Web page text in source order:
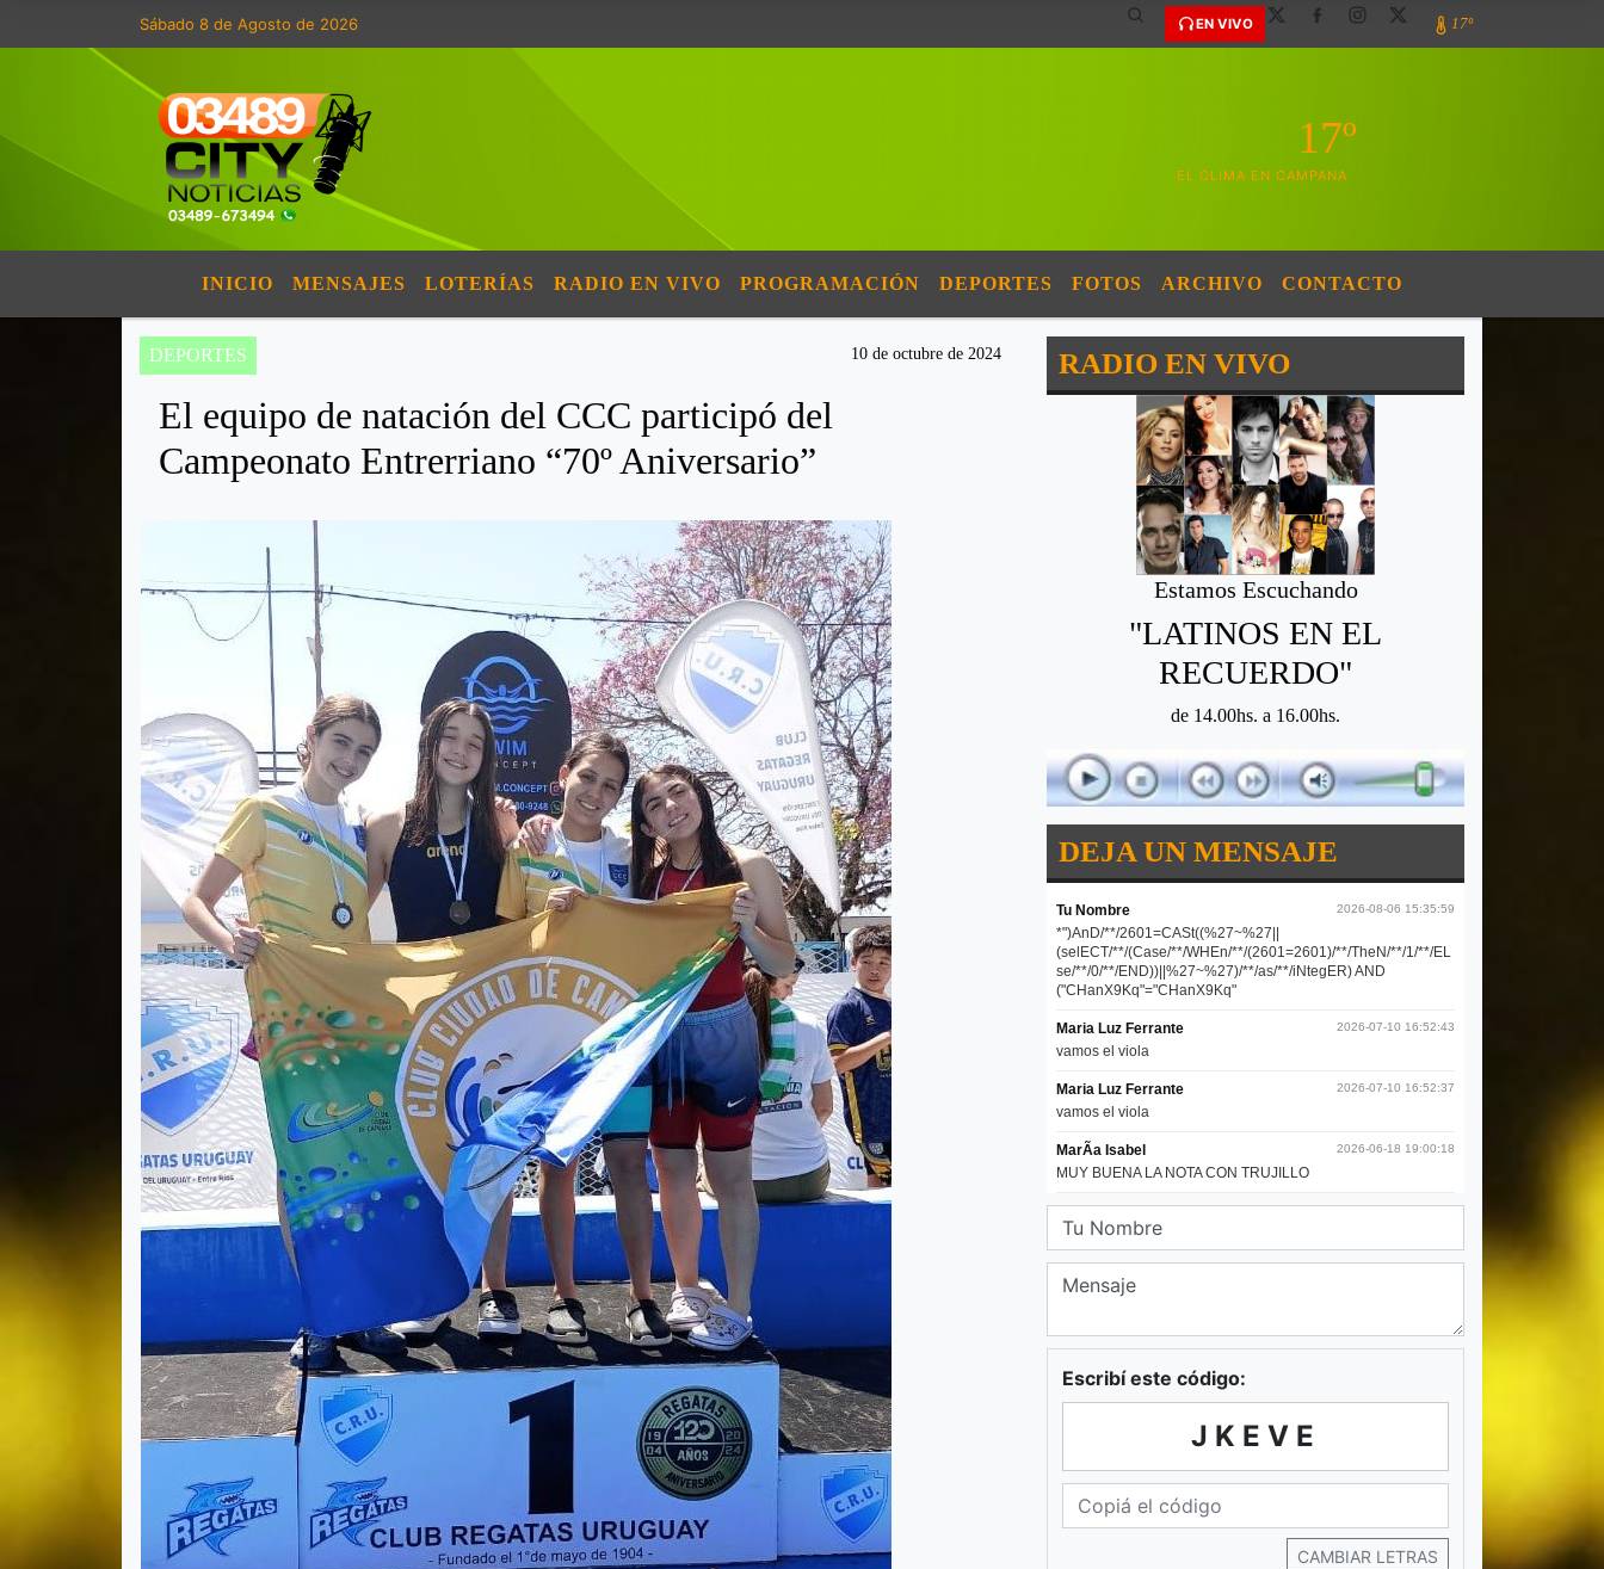
Sábado 8 de Agosto de 2026 EN VIVO 17º
17º
EL CLIMA EN CAMPANA
INICIO MENSAJES LOTERÍAS RADIO EN VIVO PROGRAMACIÓN DEPORTES FOTOS ARCHIVO CONTACTO
DEPORTES 10 de octubre de 2024
El equipo de natación del CCC participó del
Campeonato Entrerriano “70º Aniversario”
RADIO EN VIVO
Estamos Escuchando
"LATINOS EN EL
RECUERDO"
de 14.00hs. a 16.00hs.
DEJA UN MENSAJE
Escribí este código:
JKEVE
CAMBIAR LETRAS